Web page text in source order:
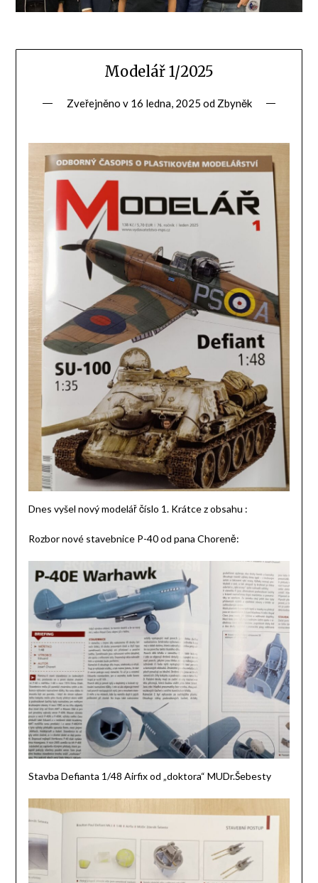
Modelář 1/2025
Zveřejněno v 16 ledna, 2025 od Zbyněk
Dnes vyšel nový modelář číslo 1. Krátce z obsahu :
Rozbor nové stavebnice P-40 od pana Choreně:
Stavba Defianta 1/48 Airfix od „doktora“ MUDr.Šebesty